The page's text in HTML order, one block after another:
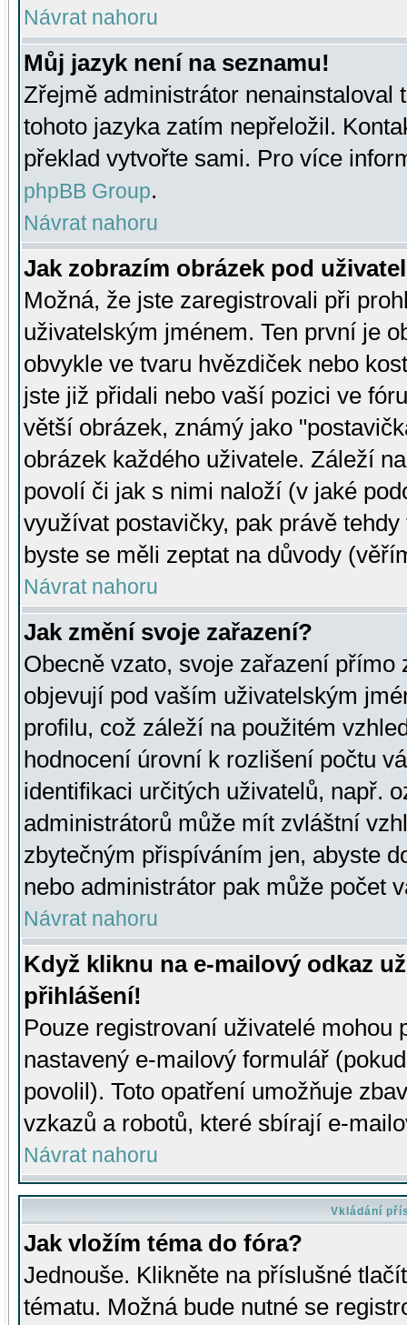
Návrat nahoru
Můj jazyk není na seznamu!
Zřejmě administrátor nenainstaloval
tohoto jazyka zatím nepřeložil.
překlad vytvořte sami. Pro více
phpBB Group.
Návrat nahoru
Jak zobrazím obrázek pod
Možná, že jste zaregistrovali při
uživatelským jménem. Ten první je
obvykle ve tvaru hvězdiček nebo
jste již přidali nebo vaší pozici ve
větší obrázek, známý jako
obrázek každého uživatele. Záleží
povolí či jak s nimi naloží (v jaké
využívat postavičky, pak právě
byste se měli zeptat na důvody
Návrat nahoru
Jak změní svoje zařazení?
Obecně vzato, svoje zařazení přímo
objevují pod vaším uživatelským
profilu, což záleží na použitém
hodnocení úrovní k rozlišení počtu
identifikaci určitých uživatelů, např.
administrátorů může mít zvláštní
zbytečným přispíváním jen, abyste
nebo administrátor pak může počet
Návrat nahoru
Když kliknu na e-mailový odkaz
přihlášení!
Pouze registrovaní uživatelé mohou
nastavený e-mailový formulář
povolil). Toto opatření umožňuje
vzkazů a robotů, které sbírají e-
Návrat nahoru
Vkládání
Jak vložím téma do fóra?
Jednouše. Klikněte na příslušné
tématu. Možná bude nutné se